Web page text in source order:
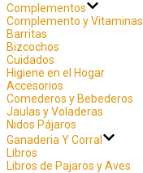
Complementos
Complemento y Vitaminas
Barritas
Bizcochos
Cuidados
Higiene en el Hogar
Accesorios
Comederos y Bebederos
Jaulas y Voladeras
Nidos Pájaros
Ganaderia Y Corral
Libros
Libros de Pajaros y Aves